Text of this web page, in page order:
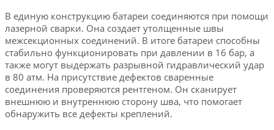
В единую конструкцию батареи соединяются при помощи
лазерной сварки. Она создает утолщенные швы
межсекционных соединений. В итоге батареи способны
стабильно функционировать при давлении в 16 бар, а
также могут выдержать разрывной гидравлический удар
в 80 атм. На присутствие дефектов сваренные
соединения проверяются рентгеном. Он сканирует
внешнюю и внутреннюю сторону шва, что помогает
обнаружить все дефекты креплений.